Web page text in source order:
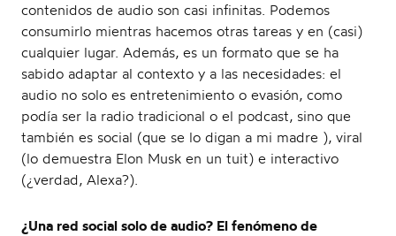
g
a
contenidos de audio son casi infinitas. Podemos
consumirlo mientras hacemos otras tareas y en (casi)
cualquier lugar. Además, es un formato que se ha
sabido adaptar al contexto y a las necesidades: el
audio no solo es entretenimiento o evasión, como
podía ser la radio tradicional o el podcast, sino que
también es social (que se lo digan a mi madre ), viral
(lo demuestra Elon Musk en un tuit) e interactivo
(¿verdad, Alexa?).
¿Una red social solo de audio? El fenómeno de